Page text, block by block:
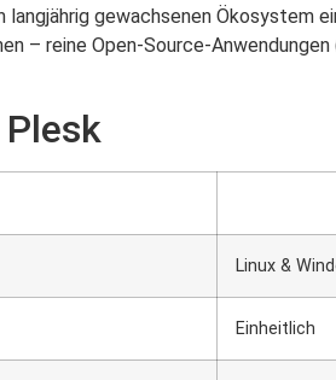
gewachsenen Ökosystem
– reine Open-Source-Anwendungen
Linux &
Einheitlich